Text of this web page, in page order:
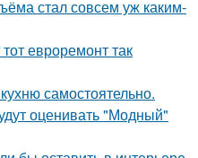
стал совсем уж каким-
евроремонт так
самостоятельно.
оценивать "Модный"